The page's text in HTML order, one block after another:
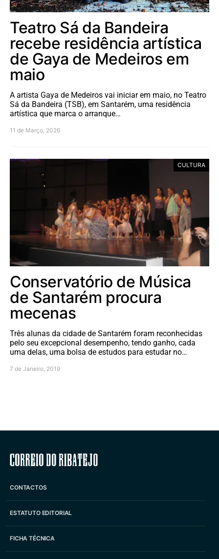
Teatro Sá da Bandeira
recebe residência artística
de Gaya de Medeiros em
maio
A artista Gaya de Medeiros vai iniciar em maio, no Teatro
Sá da Bandeira (TSB), em Santarém, uma residência
artística que marca o arranque…
11 de Março, 2026
CULTURA
Conservatório de Música
de Santarém procura
mecenas
Três alunas da cidade de Santarém foram reconhecidas
pelo seu excepcional desempenho, tendo ganho, cada
uma delas, uma bolsa de estudos para estudar no…
7 de Janeiro, 2019
Correio do Ribatejo
CONTACTOS
ESTATUTO EDITORIAL
FICHA TÉCNICA